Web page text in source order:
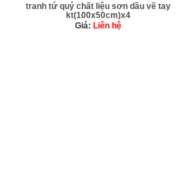
tranh tứ quý chất liệu sơn dầu vẽ tay
kt(100x50cm)x4
Giá: Liên hệ